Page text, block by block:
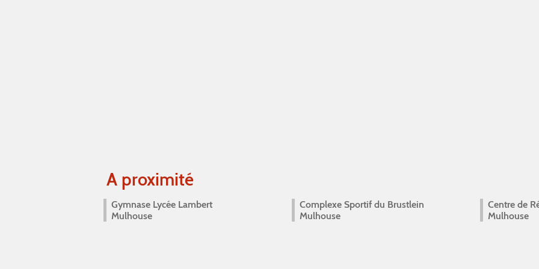
A proximité
Gymnase Lycée Lambert
Mulhouse
Complexe Sportif du Brustlein
Mulhouse
Centre de
Mulhouse